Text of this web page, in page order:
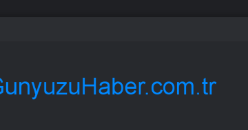
12 Ağustos’taki kazanç raporunda %13 hareket edebilir